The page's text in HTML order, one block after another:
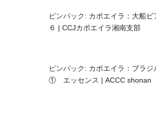
ピンバック: カポエイラ：大船ビ
６ | CCJカポエイラ湘南支部
ピンバック: カポエイラ：ブラジ
① エッセンス | ACCC shonan